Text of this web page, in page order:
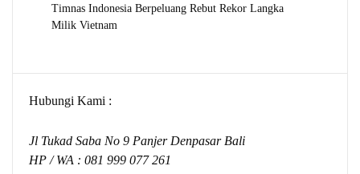
Timnas Indonesia Berpeluang Rebut Rekor Langka
Milik Vietnam
Hubungi Kami :
Jl Tukad Saba No 9 Panjer Denpasar Bali
HP / WA : 081 999 077 261